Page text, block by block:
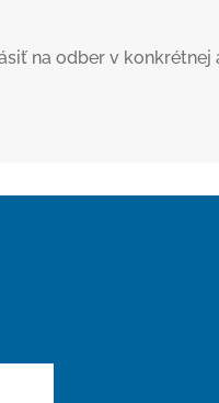
na odber v konkrétnej